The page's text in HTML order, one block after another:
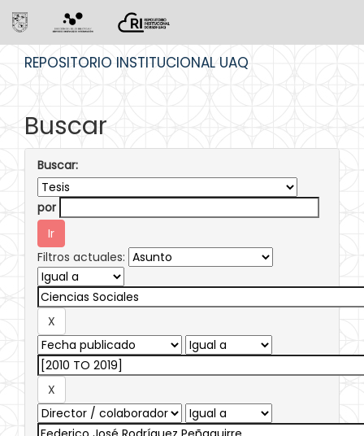
REPOSITORIO INSTITUCIONAL UAQ
Buscar
Buscar:
por
Filtros actuales: